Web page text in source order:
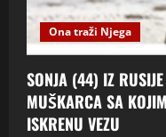
Ona traži Njega
SONJA (44) IZ
MUŠKARCA SA
ISKRENU VEZU